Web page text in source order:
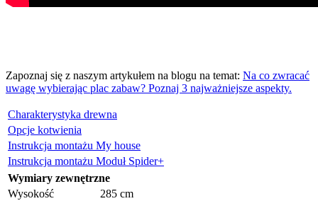
Zapoznaj się z naszym artykułem na blogu na temat: Na co zwracać
uwagę wybierając plac zabaw? Poznaj 3 najważniejsze aspekty.
Charakterystyka drewna
Opcje kotwienia
Instrukcja montażu My house
Instrukcja montażu Moduł Spider+
Wymiary zewnętrzne
Wysokość
285 cm